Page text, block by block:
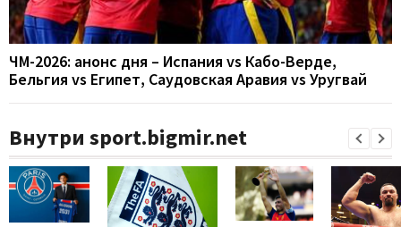
ЧМ-2026: анонс дня – Испания vs Кабо-Верде,
Бельгия vs Египет, Саудовская Аравия vs Уругвай
Внутри sport.bigmir.net